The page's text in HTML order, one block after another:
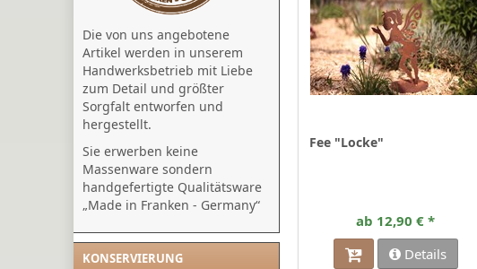
Die von uns angebotene
Artikel werden in unserem
Handwerksbetrieb mit Liebe
zum Detail und größter
Sorgfalt entworfen und
hergestellt.
Sie erwerben keine
Massenware sondern
handgefertigte Qualitätsware
„Made in Franken - Germany“
KONSERVIERUNG
Fee "Locke"
ab 12,90 € *
Details